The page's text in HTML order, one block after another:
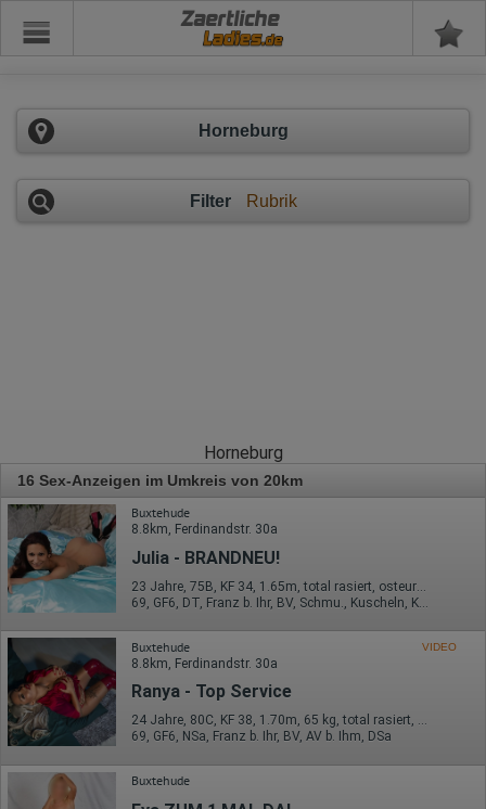
Zaertliche
Horneburg
Filter Rubrik
Horneburg
16 Sex-Anzeigen im Umkreis von 20km
Buxtehude
8.8km, Ferdinandstr. 30a
Julia - BRANDNEU!
23 Jahre, 75B, KF 34, 1.65m, total rasiert, osteuropäisch
69, GF6, DT, Franz b. Ihr, BV, Schmu., Kuscheln, Körperküs.
Buxtehude VIDEO
8.8km, Ferdinandstr. 30a
Ranya - Top Service
24 Jahre, 80C, KF 38, 1.70m, 65 kg, total rasiert, osteuropäisch
69, GF6, NSa, Franz b. Ihr, BV, AV b. Ihm, DSa
Buxtehude